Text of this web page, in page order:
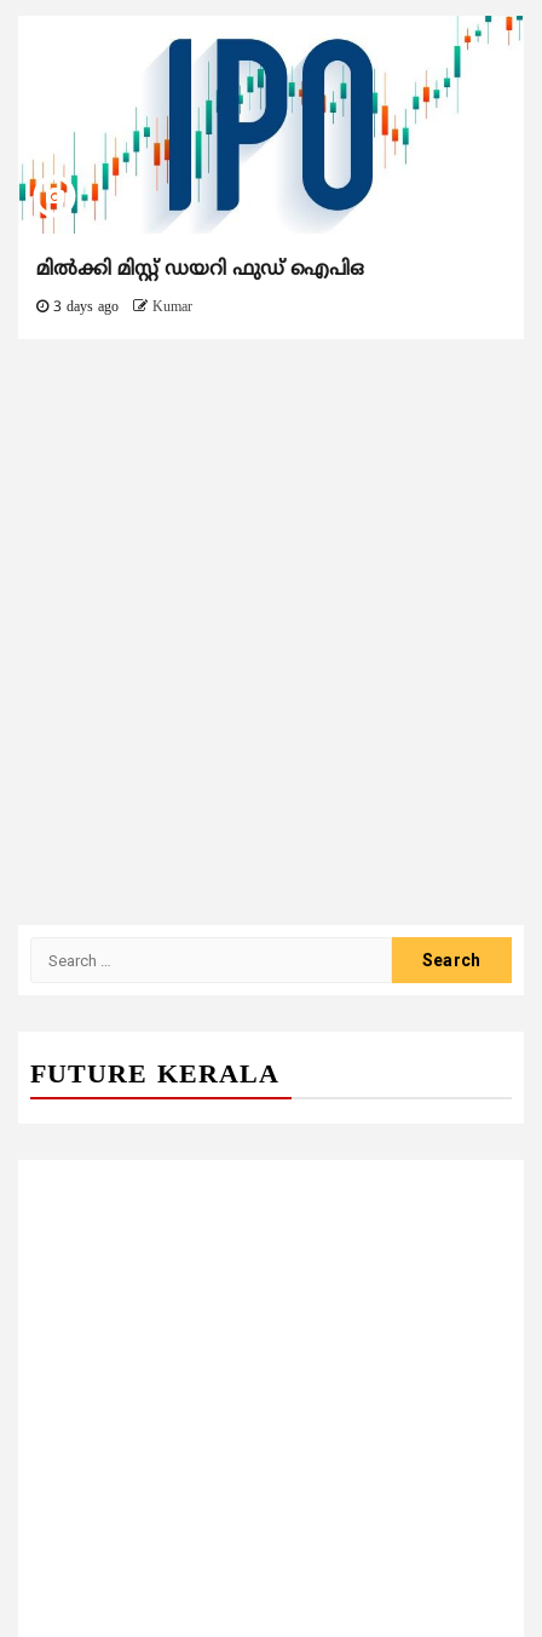
മിൽക്കി മിസ്റ്റ് ഡയറി ഫുഡ് ഐപിഒ
3 days ago Kumar
FUTURE KERALA